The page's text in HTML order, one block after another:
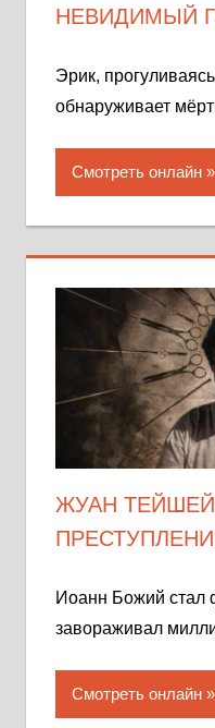
НЕВИДИМЫЙ
Эрик,
обнаруживает
Смотреть онлайн
ЖУАН
Иоанн Божий стал
завораживал
Смотреть онлайн